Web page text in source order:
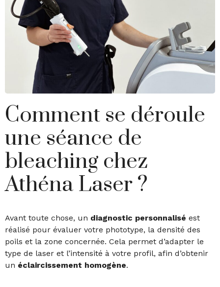
Comment se déroule
une séance de
bleaching chez
Athéna Laser ?
Avant toute chose, un diagnostic personnalisé est
réalisé pour évaluer votre phototype, la densité des
poils et la zone concernée. Cela permet d’adapter le
type de laser et l’intensité à votre profil, afin d’obtenir
un éclaircissement homogène.